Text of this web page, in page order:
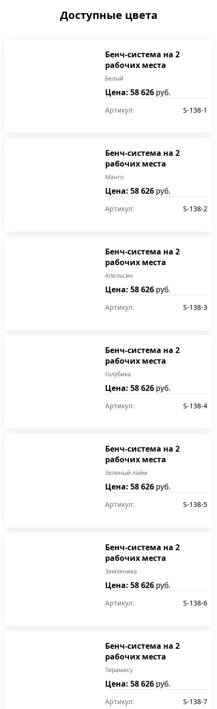
Доступные цвета
Бенч-система на 2
рабочих места
Белый
Цена: 58 626 руб.
Артикул: S-138-1
Бенч-система на 2
рабочих места
Манго
Цена: 58 626 руб.
Артикул: S-138-2
Бенч-система на 2
рабочих места
Апельсин
Цена: 58 626 руб.
Артикул: S-138-3
Бенч-система на 2
рабочих места
Голубика
Цена: 58 626 руб.
Артикул: S-138-4
Бенч-система на 2
рабочих места
Зеленый лайм
Цена: 58 626 руб.
Артикул: S-138-5
Бенч-система на 2
рабочих места
Земляника
Цена: 58 626 руб.
Артикул: S-138-6
Бенч-система на 2
рабочих места
Тирамису
Цена: 58 626 руб.
Артикул: S-138-7